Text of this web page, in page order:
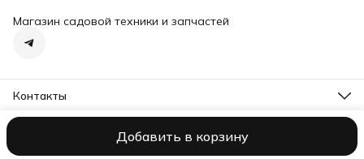
Добавить в корзину
Магазин садовой техники и запчастей
Контакты
Адрес
ОплатаДоставкаПравила возврата